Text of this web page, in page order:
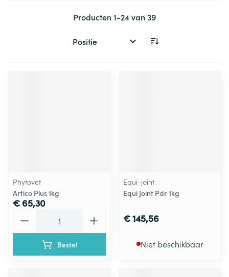
Producten1-24van39
Sorteer op:
Phytovet
Artico Plus 1kg
€ 65,30
Bestel
Equi-joint
Equi Joint Pdr 1kg
€ 145,56
Niet beschikbaar